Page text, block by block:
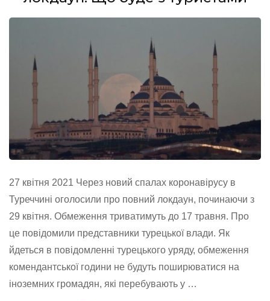
27 квітня 2021 Через новий спалах коронавірусу в
Туреччині оголосили про повний локдаун, починаючи з
29 квітня. Обмеження триватимуть до 17 травня. Про
це повідомили представники турецької влади. Як
йдеться в повідомленні турецького уряду, обмеження
комендантської години не будуть поширюватися на
іноземних громадян, які перебувають у …